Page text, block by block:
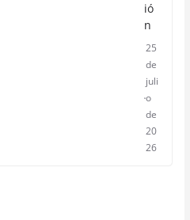
ió
n
25
de
juli
o
de
20
26